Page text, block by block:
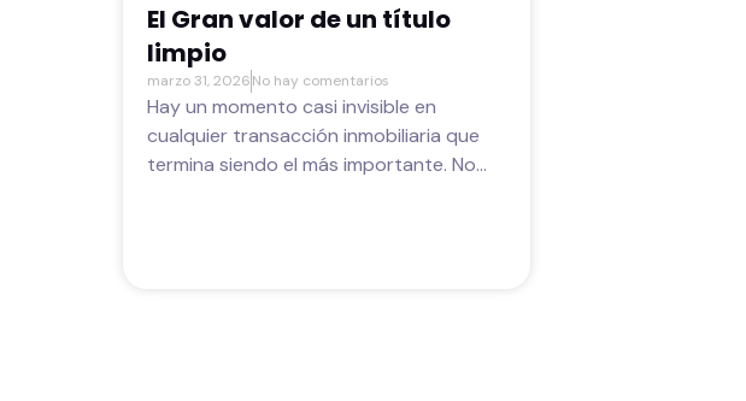
El Gran valor de un título
limpio
marzo 31, 2026No hay comentarios
Hay un momento casi invisible en
cualquier transacción inmobiliaria que
termina siendo el más importante. No...